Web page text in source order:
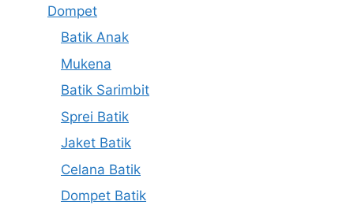
Dompet
Batik Anak
Mukena
Batik Sarimbit
Sprei Batik
Jaket Batik
Celana Batik
Dompet Batik